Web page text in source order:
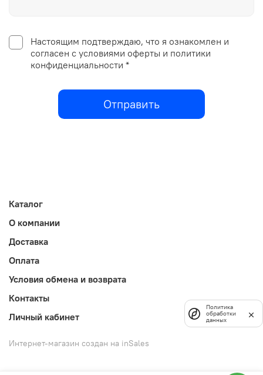
Настоящим подтверждаю, что я ознакомлен и
согласен с условиями оферты и политики
конфиденциальности *
Отправить
Каталог
О компании
Доставка
Оплата
Условия обмена и возврата
Контакты
Личный кабинет
Интернет-магазин создан на inSales
Политика
обработки
данных